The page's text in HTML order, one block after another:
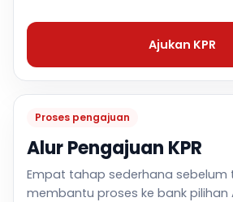
Proses pengajuan
Alur Pengajuan KPR
Empat tahap sederhana sebelum
membantu proses ke bank pilihan
Ajukan KPR